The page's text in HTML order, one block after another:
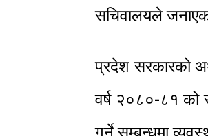
सचिवालयले
प्रदेश सरकारको
वर्ष २०८०-८१ को